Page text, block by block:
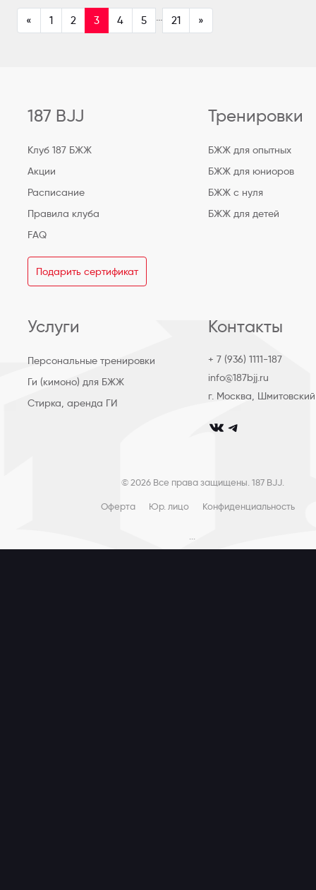
« 1 2 3 4 5 21 »
187 BJJ
Клуб 187 БЖЖ
Акции
Расписание
Правила клуба
FAQ
Подарить сертификат
Тренировки
БЖЖ для опытных
БЖЖ для юниоров
БЖЖ с нуля
БЖЖ для детей
Услуги
Персональные тренировки
Ги (кимоно) для БЖЖ
Стирка, аренда ГИ
Контакты
+ 7 (936) 1111-187
info@187bjj.ru
г. Москва,
club_187bjj
club187bjj
© 2026 Все права защищены. 187 BJJ.
Оферта Юр. лицо Конфиденциальность